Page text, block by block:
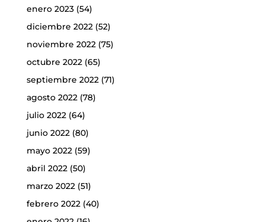
enero 2023(54)
diciembre 2022(52)
noviembre 2022(75)
octubre 2022(65)
septiembre 2022(71)
agosto 2022(78)
julio 2022(64)
junio 2022(80)
mayo 2022(59)
abril 2022(50)
marzo 2022(51)
febrero 2022(40)